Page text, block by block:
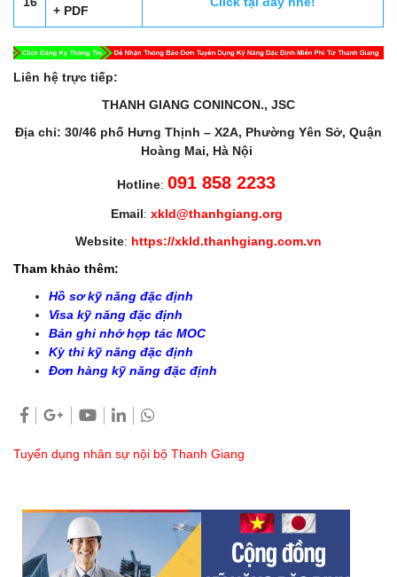
+ PDF
Liên hệ trực tiếp:
THANH GIANG CONINCON., JSC
Địa chỉ: 30/46 phố Hưng Thịnh – X2A, Phường Yên Sở, Quận
Hoàng Mai, Hà Nội
Hotline: 091 858 2233
Email: xkld@thanhgiang.org
Website: https://xkld.thanhgiang.com.vn
Tham khảo thêm:
Hồ sơ kỹ năng đặc định
Visa kỹ năng đặc định
Bản ghi nhớ hợp tác MOC
Kỳ thi kỹ năng đặc định
Đơn hàng kỹ năng đặc định
Tuyển dụng nhân sự nội bộ Thanh Giang